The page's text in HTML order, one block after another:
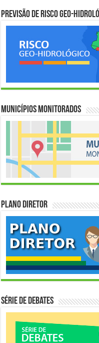
Previsão de Risco Geo-
Municípios Monitorados
Plano Diretor
Série de Debates